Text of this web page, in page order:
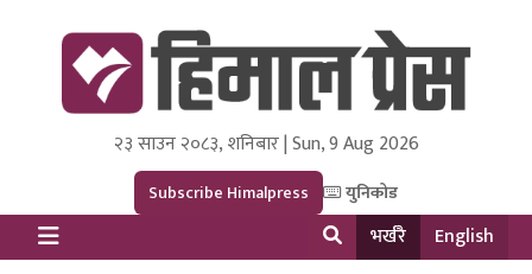
Himal Press
Dot NewsyNepal Media and Research Pvt Ltd.
२३ साउन २०८३, शनिबार | Sun, 9 Aug 2026
Subscribe Himalpress युनिकोड
भर्खरै English